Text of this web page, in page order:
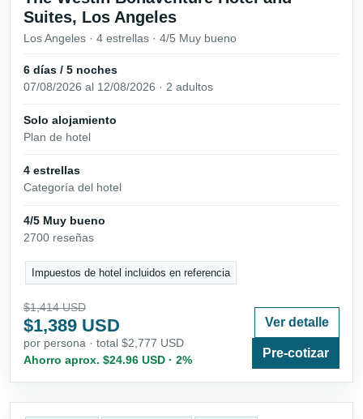
Suites, Los Angeles
Los Angeles · 4 estrellas · 4/5 Muy bueno
6 días / 5 noches
07/08/2026 al 12/08/2026 · 2 adultos
Solo alojamiento
Plan de hotel
4 estrellas
Categoría del hotel
4/5 Muy bueno
2700 reseñas
Impuestos de hotel incluidos en referencia
$1,414 USD
$1,389 USD
por persona · total $2,777 USD
Ahorro aprox. $24.96 USD · 2%
Ver detalle
Pre-cotizar